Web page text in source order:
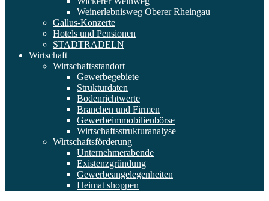
Weinerlebnisweg Oberer Rheingau
Gallus-Konzerte
Hotels und Pensionen
STADTRADELN
Wirtschaft
Wirtschaftsstandort
Gewerbegebiete
Strukturdaten
Bodenrichtwerte
Branchen und Firmen
Gewerbeimmobilienbörse
Wirtschaftsstrukturanalyse
Wirtschaftsförderung
Unternehmerabende
Existenzgründung
Gewerbeangelegenheiten
Heimat shoppen